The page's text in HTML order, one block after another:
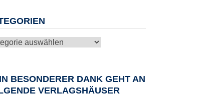
BESONDERER DANK GEHT AN
VERLAGSHÄUSER